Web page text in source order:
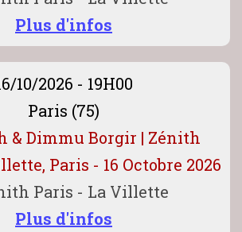
Plus d'infos
10/2026 - 19H00
Paris (75)
& Dimmu Borgir | Zénith
Paris - 16 Octobre 2026
Paris - La Villette
Plus d'infos